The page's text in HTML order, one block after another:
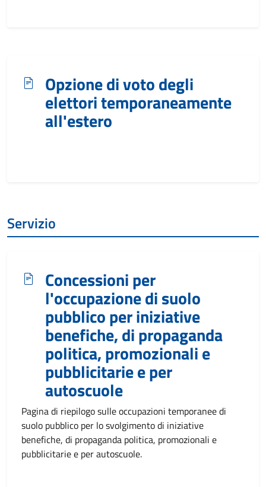
Opzione di voto degli
elettori temporaneamente
all'estero
Servizio
Concessioni per
l'occupazione di suolo
pubblico per iniziative
benefiche, di propaganda
politica, promozionali e
pubblicitarie e per
autoscuole
Pagina di riepilogo sulle occupazioni temporanee di
suolo pubblico per lo svolgimento di iniziative
benefiche, di propaganda politica, promozionali e
pubblicitarie e per autoscuole.